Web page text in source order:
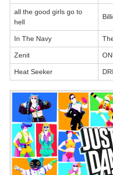
all the good girls go to
hell
In The Navy
Zenit
Heat Seeker